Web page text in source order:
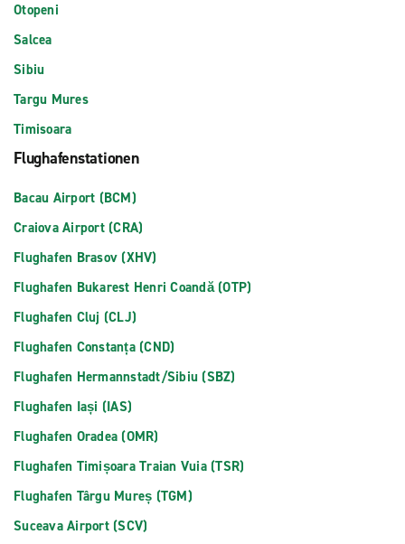
Otopeni
Salcea
Sibiu
Targu Mures
Timisoara
Flughafenstationen
Bacau Airport (BCM)
Craiova Airport (CRA)
Flughafen Brasov (XHV)
Flughafen Bukarest Henri Coandă (OTP)
Flughafen Cluj (CLJ)
Flughafen Constanța (CND)
Flughafen Hermannstadt/Sibiu (SBZ)
Flughafen Iași (IAS)
Flughafen Oradea (OMR)
Flughafen Timișoara Traian Vuia (TSR)
Flughafen Târgu Mureș (TGM)
Suceava Airport (SCV)